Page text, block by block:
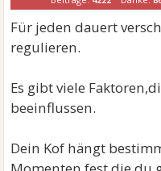
Für jeden dauert
regulieren.
Es gibt viele
beeinflussen.
Dein Kof hängt